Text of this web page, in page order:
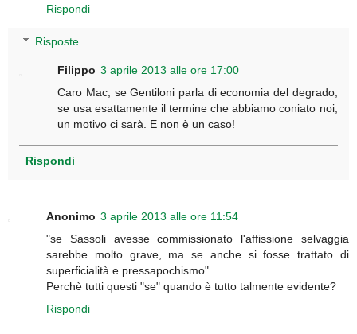
Rispondi
Risposte
Filippo 3 aprile 2013 alle ore 17:00
Caro Mac, se Gentiloni parla di economia del degrado,
se usa esattamente il termine che abbiamo coniato noi,
un motivo ci sarà. E non è un caso!
Rispondi
Anonimo 3 aprile 2013 alle ore 11:54
"se Sassoli avesse commissionato l'affissione selvaggia
sarebbe molto grave, ma se anche si fosse trattato di
superficialità e pressapochismo"
Perchè tutti questi "se" quando è tutto talmente evidente?
Rispondi